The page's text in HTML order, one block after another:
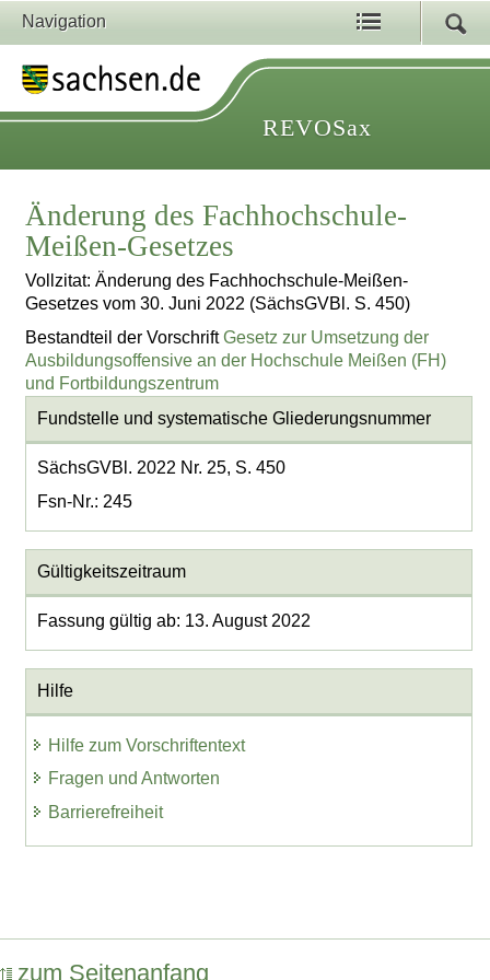
Navigation
REVOSax
Änderung des Fachhochschule-
Meißen-Gesetzes
Vollzitat: Änderung des Fachhochschule-Meißen-
Gesetzes vom 30. Juni 2022 (SächsGVBl. S. 450)
Bestandteil der VorschriftGesetz zur Umsetzung der
Ausbildungsoffensive an der Hochschule Meißen (FH)
und Fortbildungszentrum
Fundstelle und systematische Gliederungsnummer
SächsGVBl. 2022 Nr. 25, S. 450
Fsn-Nr.: 245
Gültigkeitszeitraum
Fassung gültig ab: 13. August 2022
Hilfe
Hilfe zum Vorschriftentext
Fragen und Antworten
Barrierefreiheit
zum Seitenanfang